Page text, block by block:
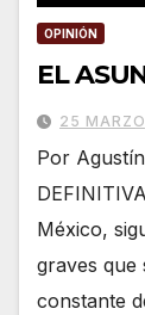
OPINIÓN
EL
25
Por
México,
graves que
constante